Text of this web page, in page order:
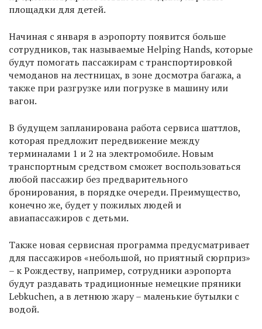
площадки для детей.
Начиная с января в аэропорту появится больше
сотрудников, так называемые Helping Hands, которые
будут помогать пассажирам с транспортировкой
чемоданов на лестницах, в зоне досмотра багажа, а
также при разгрузке или погрузке в машину или
вагон.
В будущем запланирована работа сервиса шаттлов,
которая предложит передвижение между
терминалами 1 и 2 на электромобиле. Новым
транспортным средством сможет воспользоваться
любой пассажир без предварительного
бронирования, в порядке очереди. Преимущество,
конечно же, будет у пожилых людей и
авиапассажиров с детьми.
Также новая сервисная программа предусматривает
для пассажиров «небольшой, но приятный сюрприз»
– к Рождеству, например, сотрудники аэропорта
будут раздавать традиционные немецкие пряники
Lebkuchen, а в летнюю жару – маленькие бутылки с
водой.